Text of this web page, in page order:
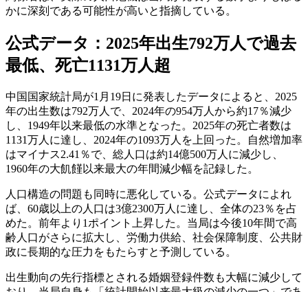
かに深刻である可能性が高いと指摘している。
公式データ：2025年出生792万人で過去
最低、死亡1131万人超
中国国家統計局が1月19日に発表したデータによると、2025
年の出生数は792万人で、2024年の954万人から約17％減少
し、1949年以来最低の水準となった。2025年の死亡者数は
1131万人に達し、2024年の1093万人を上回った。自然増加率
はマイナス2.41％で、総人口は約14億500万人に減少し、
1960年の大飢饉以来最大の年間減少幅を記録した。
人口構造の問題も同時に悪化している。公式データによれ
ば、60歳以上の人口は3億2300万人に達し、全体の23％を占
めた。前年より1ポイント上昇した。当局は今後10年間で高
齢人口がさらに拡大し、労働力供給、社会保障制度、公共財
政に長期的な圧力をもたらすと予測している。
出生動向の先行指標とされる婚姻登録件数も大幅に減少して